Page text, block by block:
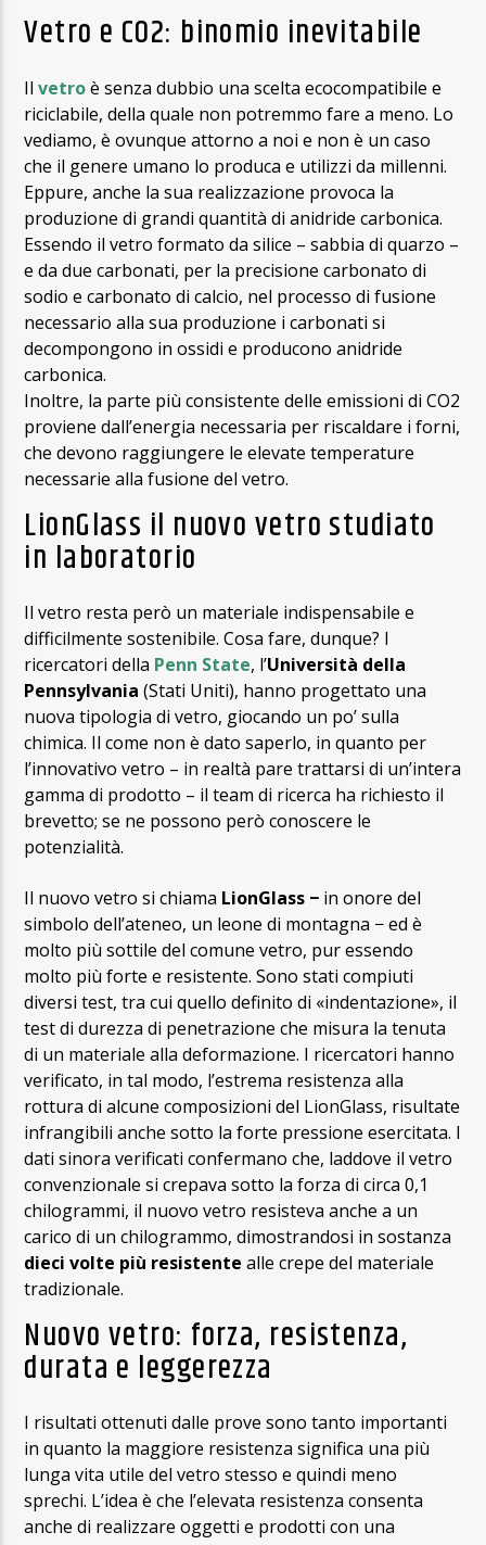
Vetro e CO2: binomio inevitabile
Ilvetroè senza dubbio una scelta ecocompatibile e
riciclabile, della quale non potremmo fare a meno. Lo
vediamo, è ovunque attorno a noi e non è un caso
che il genere umano lo produca e utilizzi da millenni.
Eppure, anche la sua realizzazione provoca la
produzione di grandi quantità di anidride carbonica.
Essendo il vetro formato da silice – sabbia di quarzo –
e da due carbonati, per la precisione carbonato di
sodio e carbonato di calcio, nel processo di fusione
necessario alla sua produzione i carbonati si
decompongono in ossidi e producono anidride
carbonica.
Inoltre, la parte più consistente delle emissioni di CO2
proviene dall’energia necessaria per riscaldare i forni,
che devono raggiungere le elevate temperature
necessarie alla fusione del vetro.
LionGlass il nuovo vetro studiato
in laboratorio
Il vetro resta però un materiale indispensabile e
difficilmente sostenibile. Cosa fare, dunque? I
ricercatori della Penn State, l’Università della
Pennsylvania (Stati Uniti), hanno progettato una
nuova tipologia di vetro, giocando un po’ sulla
chimica. Il come non è dato saperlo, in quanto per
l’innovativo vetro – in realtà pare trattarsi di un’intera
gamma di prodotto – il team di ricerca ha richiesto il
brevetto; se ne possono però conoscere le
potenzialità.
Il nuovo vetro si chiama LionGlass − in onore del
simbolo dell’ateneo, un leone di montagna − ed è
molto più sottile del comune vetro, pur essendo
molto più forte e resistente. Sono stati compiuti
diversi test, tra cui quello definito di «indentazione», il
test di durezza di penetrazione che misura la tenuta
di un materiale alla deformazione. I ricercatori hanno
verificato, in tal modo, l’estrema resistenza alla
rottura di alcune composizioni del LionGlass, risultate
infrangibili anche sotto la forte pressione esercitata. I
dati sinora verificati confermano che, laddove il vetro
convenzionale si crepava sotto la forza di circa 0,1
chilogrammi, il nuovo vetro resisteva anche a un
carico di un chilogrammo, dimostrandosi in sostanza
dieci volte più resistente alle crepe del materiale
tradizionale.
Nuovo vetro: forza, resistenza,
durata e leggerezza
I risultati ottenuti dalle prove sono tanto importanti
in quanto la maggiore resistenza significa una più
lunga vita utile del vetro stesso e quindi meno
sprechi. L’idea è che l’elevata resistenza consenta
anche di realizzare oggetti e prodotti con una